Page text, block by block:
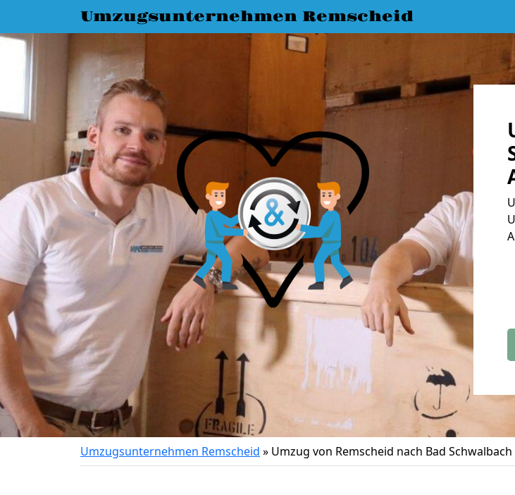
Umzugsunternehmen Remscheid
Umzugsunternehmen Remscheid » Umzug von Remscheid nach Bad Schwalbach